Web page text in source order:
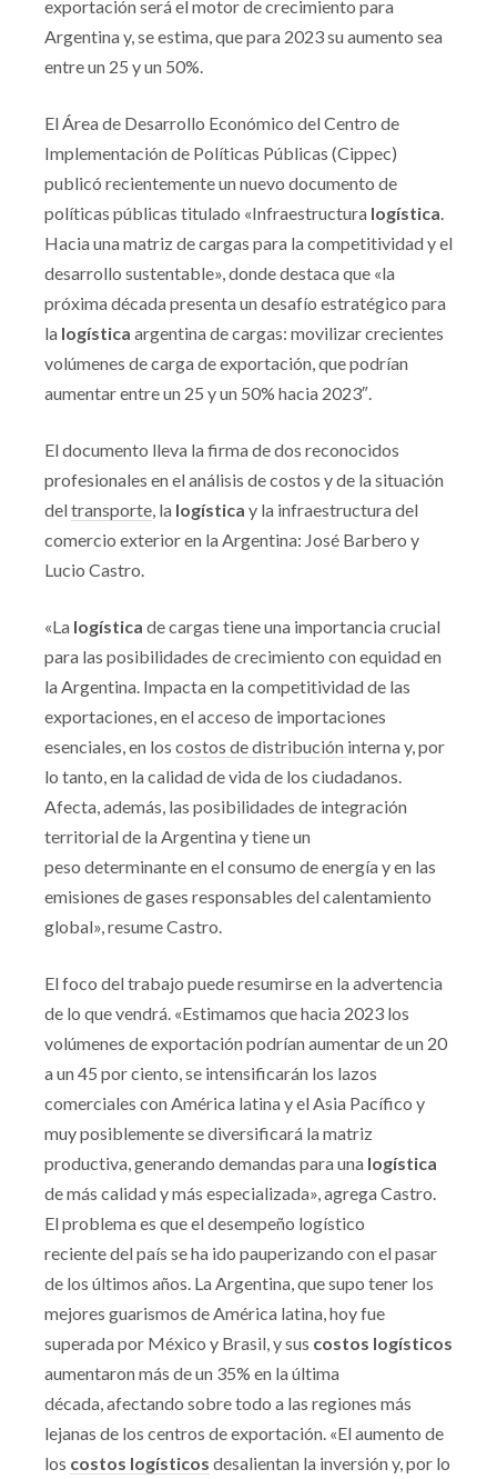
exportación será el motor de crecimiento para
Argentina y, se estima, que para 2023 su aumento sea
entre un 25 y un 50%.
El Área de Desarrollo Económico del Centro de
Implementación de Políticas Públicas (Cippec)
publicó recientemente un nuevo documento de
políticas públicas titulado «Infraestructura logística.
Hacia una matriz de cargas para la competitividad y el
desarrollo sustentable», donde destaca que «la
próxima década presenta un desafío estratégico para
la logística argentina de cargas: movilizar crecientes
volúmenes de carga de exportación, que podrían
aumentar entre un 25 y un 50% hacia 2023″.
El documento lleva la firma de dos reconocidos
profesionales en el análisis de costos y de la situación
deltransporte, la logística y la infraestructura del
comercio exterior en la Argentina: José Barbero y
Lucio Castro.
«La logística de cargas tiene una importancia crucial
para las posibilidades de crecimiento con equidad en
la Argentina. Impacta en la competitividad de las
exportaciones, en el acceso de importaciones
esenciales, en los costos de distribución interna y, por
lo tanto, en la calidad de vida de los ciudadanos.
Afecta, además, las posibilidades de integración
territorial de la Argentina y tiene un
peso determinante en el consumo de energía y en las
emisiones de gases responsables del calentamiento
global», resume Castro.
El foco del trabajo puede resumirse en la advertencia
de lo que vendrá. «Estimamos que hacia 2023 los
volúmenes de exportación podrían aumentar de un 20
a un 45 por ciento, se intensificarán los lazos
comerciales con América latina y el Asia Pacífico y
muy posiblemente se diversificará la matriz
productiva, generando demandas para una logística
de más calidad y más especializada», agrega Castro.
El problema es que el desempeño logístico
reciente del país se ha ido pauperizando con el pasar
de los últimos años. La Argentina, que supo tener los
mejores guarismos de América latina, hoy fue
superada por México y Brasil, y sus costos logísticos
aumentaron más de un 35% en la última
década, afectando sobre todo a las regiones más
lejanas de los centros de exportación. «El aumento de
los costos logísticos desalientan la inversión y, por lo